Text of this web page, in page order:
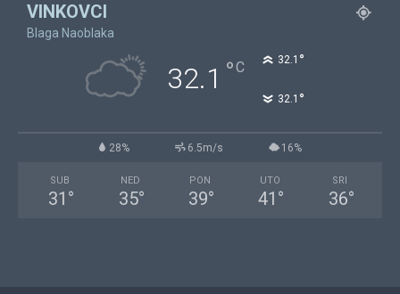
VINKOVCI
Blaga Naoblaka
32.1 °C 32.1 °
32.1 °
28% 6.5m/s 16%
SUB
31 °
NED
35°
PON
39°
UTO
41 °
SRI
36°